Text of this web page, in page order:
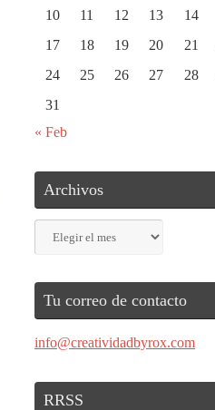
10
11 12 13 14
17
18 19 20 21
24
25 26 27 28
31
« Feb
Archivos
Archivos
Tu correo de contacto
info@creatividadbyrox.com
RRSS